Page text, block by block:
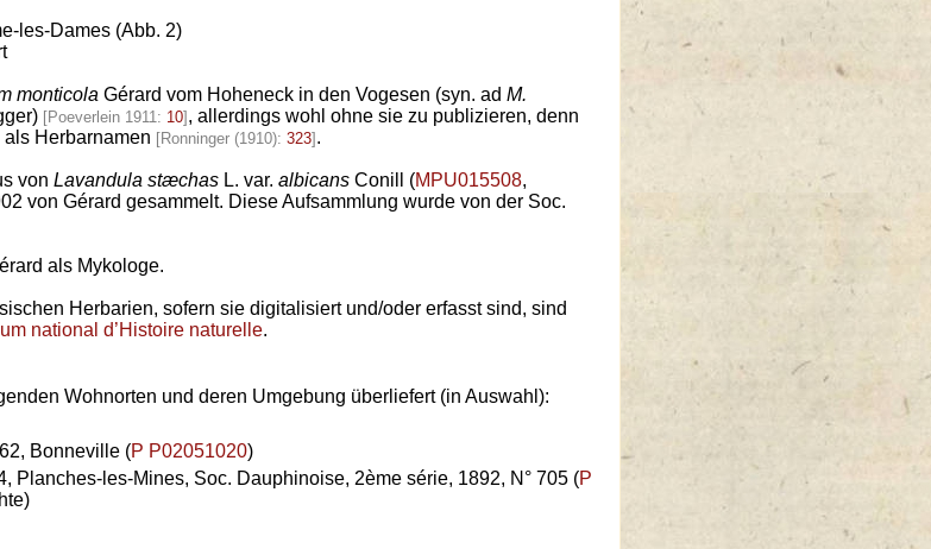
les-Dames (Abb. 2)
monticola Gérard vom Hoheneck in den Vogesen (syn. ad M.
[Poeverlein 1911: 10] , allerdings wohl ohne sie zu publizieren, denn
Herbarnamen [Ronninger (1910): 323] .
von Lavandula stæchas L. var. albicans Conill (MPU015508,
von Gérard gesammelt. Diese Aufsammlung wurde von der Soc.
als Mykologe.
Herbarien, sofern sie digitalisiert und/oder erfasst sind, sind
national d’Histoire naturelle.
Wohnorten und deren Umgebung überliefert (in Auswahl):
Bonneville (P P02051020)
Planches-les-Mines, Soc. Dauphinoise, 2ème série, 1892, N° 705 (P